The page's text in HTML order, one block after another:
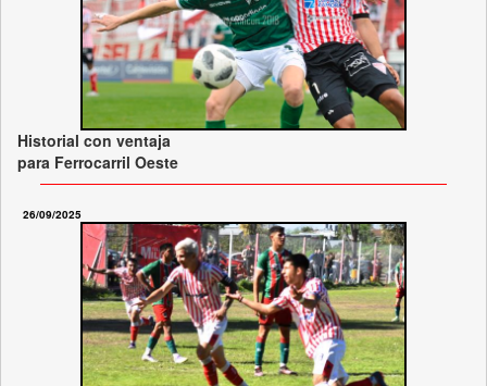
Historial con ventaja
para Ferrocarril Oeste
26/09/2025